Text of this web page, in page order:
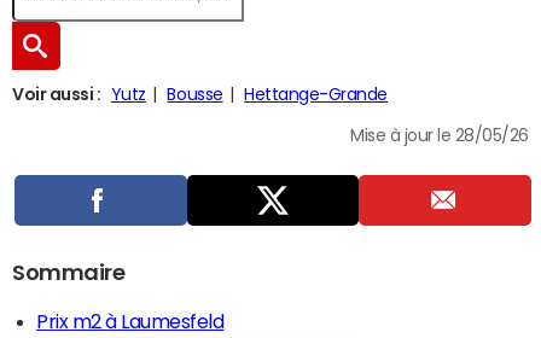
Voir aussi : Yutz Bousse Hettange-Grande
Mise à jour le 28/05/26
Sommaire
Prix m2 à Laumesfeld